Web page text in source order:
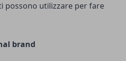
possono utilizzare per fare
brand